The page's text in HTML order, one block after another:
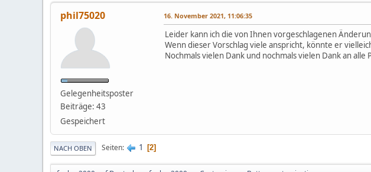
phil75020
Gelegenheitsposter
Beiträge: 43
Gespeichert
16. November 2021, 11:06:35
Leider kann ich die von Ihnen vorgeschlagenen
Wenn dieser Vorschlag viele anspricht, könnte er
Nochmals vielen Dank und nochmals vielen Dank an
NACH OBEN Seiten 1 2